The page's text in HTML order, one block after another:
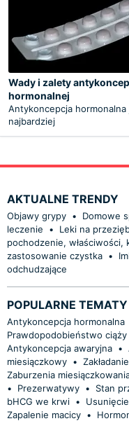
Wady i zalety
hormonalnej
Antykoncepcja
najbardziej
AKTUALNE TRENDY
Objawy grypy • Domowe
leczenie
• Leki na
pochodzenie, właściwości,
zastosowanie czystka •
odchudzające
POPULARNE TEMATY
Antykoncepcja hormonalna
Prawdopodobieństwo ciąży
Antykoncepcja awaryjna •
miesiączkowy •
Zaburzenia
•
Prezerwatywy • Stan
bHCG we krwi •
Zapalenie macicy •